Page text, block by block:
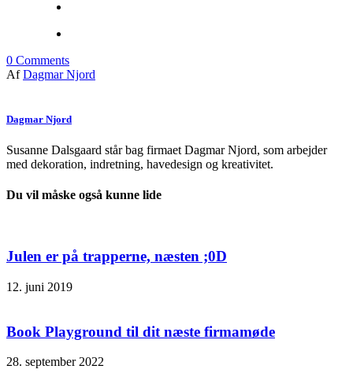
0 Comments
Af Dagmar Njord
Dagmar Njord
Susanne Dalsgaard står bag firmaet Dagmar Njord, som arbejder
med dekoration, indretning, havedesign og kreativitet.
Du vil måske også kunne lide
Julen er på trapperne, næsten ;0D
12. juni 2019
Book Playground til dit næste firmamøde
28. september 2022